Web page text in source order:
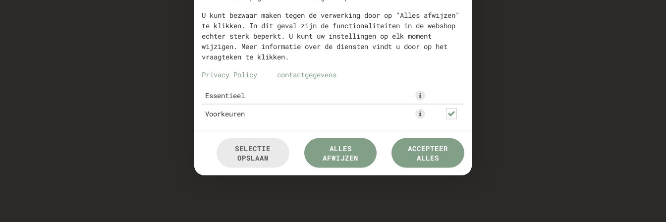
U kunt bezwaar maken tegen de verwerking door op "Alles afwijzen"
te klikken. In dit geval zijn de functionaliteiten in de webshop
echter sterk beperkt. U kunt uw instellingen op elk moment
wijzigen. Meer informatie over de diensten vindt u door op het
vraagteken te klikken.
Privacy Policy
contactgegevens
Essentieel
Voorkeuren
SELECTIE
OPSLAAN
ALLES
AFWIJZEN
ACCEPTEER
ALLES
* Door lokale acties kunnen prijzen per winkel afwijken.